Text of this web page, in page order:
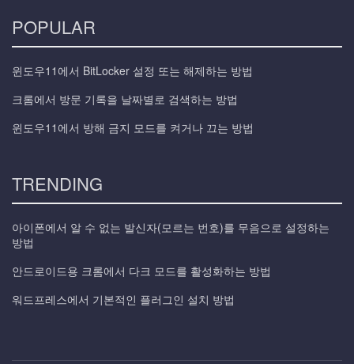
POPULAR
윈도우11에서 BitLocker 설정 또는 해제하는 방법
크롬에서 방문 기록을 날짜별로 검색하는 방법
윈도우11에서 방해 금지 모드를 켜거나 끄는 방법
TRENDING
아이폰에서 알 수 없는 발신자(모르는 번호)를 무음으로 설정하는
방법
안드로이드용 크롬에서 다크 모드를 활성화하는 방법
워드프레스에서 기본적인 플러그인 설치 방법